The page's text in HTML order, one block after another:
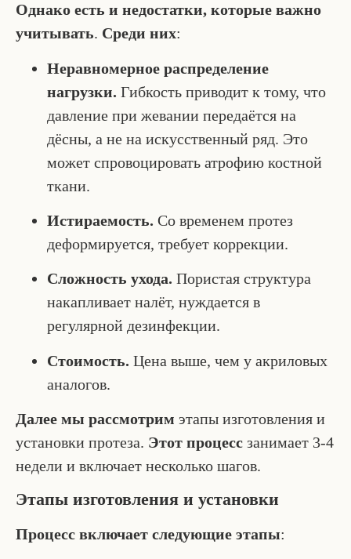
Однако есть и недостатки, которые важно
учитывать. Среди них:
Неравномерное распределение
нагрузки. Гибкость приводит к тому, что
давление при жевании передаётся на
дёсны, а не на искусственный ряд. Это
может спровоцировать атрофию костной
ткани.
Истираемость. Со временем протез
деформируется, требует коррекции.
Сложность ухода. Пористая структура
накапливает налёт, нуждается в
регулярной дезинфекции.
Стоимость. Цена выше, чем у акриловых
аналогов.
Далее мы рассмотрим этапы изготовления и
установки протеза. Этот процесс занимает 3-4
недели и включает несколько шагов.
Этапы изготовления и установки
Процесс включает следующие этапы: